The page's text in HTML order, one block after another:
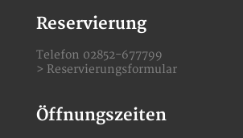
Reservierung
Telefon 02852-677799
> Reservierungsformular
Öffnungszeiten